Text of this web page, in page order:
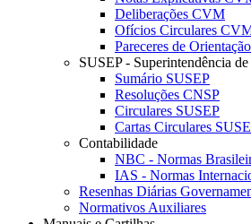
Deliberações CVM
Ofícios Circulares
Pareceres de
SUSEP - Superintendência
Sumário SUSEP
Resoluções CNSP
Circulares SUSEP
Cartas Circulares
Contabilidade
NBC - Normas
IAS - Normas
Resenhas Diárias
Normativos Auxiliares